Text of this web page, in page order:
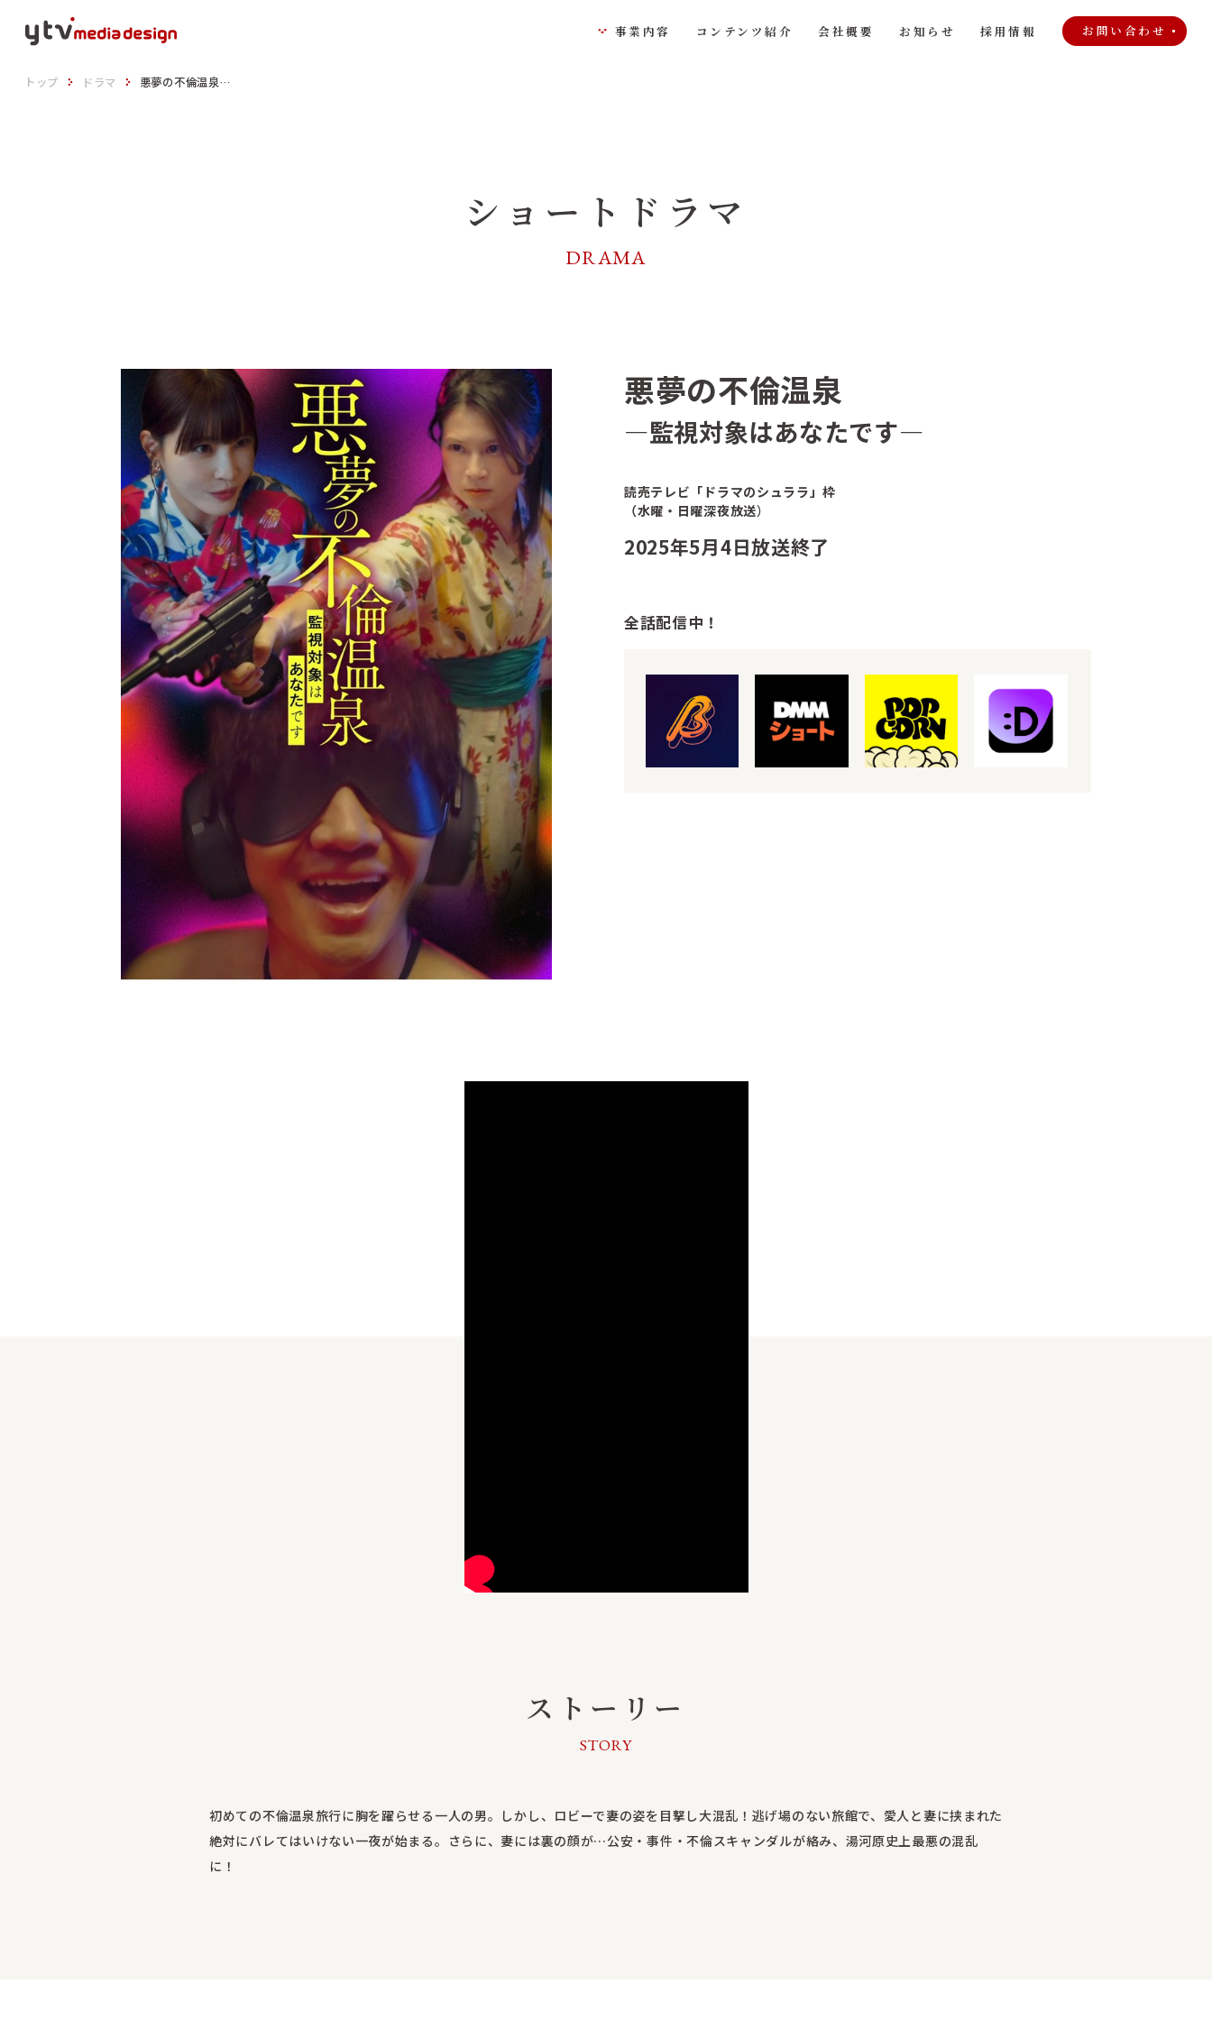
事業内容 コンテンツ紹介 会社概要 お知らせ 採用情報 お問い合わせ
トップ ドラマ 悪夢の不倫温泉
ショートドラマ
DRAMA
悪夢の不倫温泉
—監視対象はあなたです—
読売テレビ「ドラマのシュララ」枠
（水曜・日曜深夜放送）
2025年5月4日放送終了
全話配信中！
ストーリー
STORY
初めての不倫温泉旅行に胸を躍らせる一人の男。しかし、ロビーで妻の姿を目撃し大混乱！逃げ場のない旅館で、愛人と妻に挟まれた
絶対にバレてはいけない一夜が始まる。さらに、妻には裏の顔が…公安・事件・不倫スキャンダルが絡み、湯河原史上最悪の混乱
に！